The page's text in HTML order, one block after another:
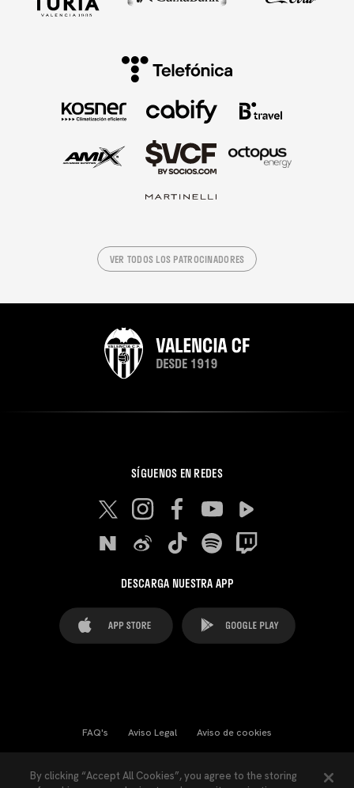
VER TODOS LOS PATROCINADORES
SÍGUENOS EN REDES
DESCARGA NUESTRA APP
FAQ's Aviso Legal Aviso de cookies
By clicking “Accept All Cookies”, you agree to the storing